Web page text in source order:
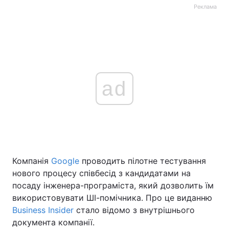
Реклама
ad
Компанія Google проводить пілотне тестування
нового процесу співбесід з кандидатами на
посаду інженера-програміста, який дозволить їм
використовувати ШІ-помічника. Про це виданню
Business Insider стало відомо з внутрішнього
документа компанії.